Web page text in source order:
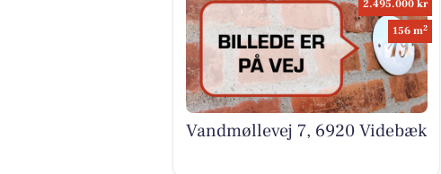
2.495.000 kr
156 m2
Vandmøllevej 7, 6920 Videbæk